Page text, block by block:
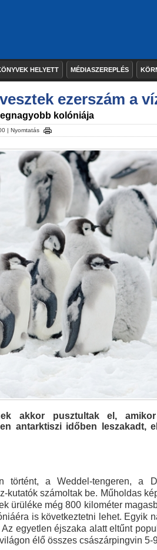
HELYETT MÉDIASZEREPLÉS
ezerszám a
kolóniája
| Nyomtatás
akkor pusztultak el,
antarktiszi időben leszakadt,
történt, a Weddel-tengeren, a
kutatók számoltak be. Műholdas
ürüléke még 800 kilométer
is következtetni lehet. Egyik
egyetlen éjszaka alatt eltűnt
élő összes császárpingvin 5-